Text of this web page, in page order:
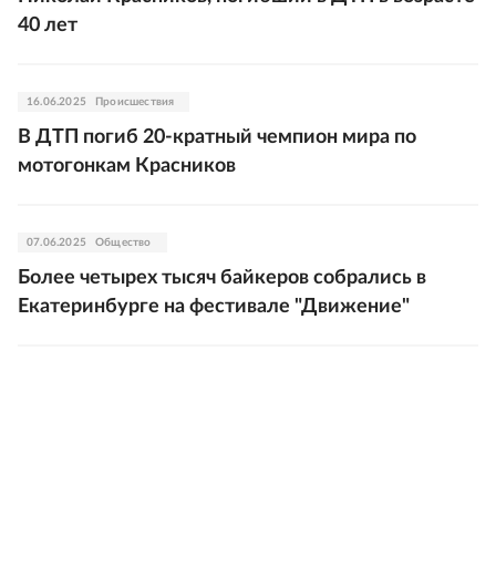
40 лет
16.06.2025 Происшествия
В ДТП погиб 20-кратный чемпион мира по
мотогонкам Красников
07.06.2025 Общество
Более четырех тысяч байкеров собрались в
Екатеринбурге на фестивале "Движение"